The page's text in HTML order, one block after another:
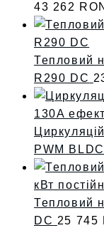
43 262 RON
Тепловий
R290 DC
PWM BLDC
Тепловий
DC 25 745